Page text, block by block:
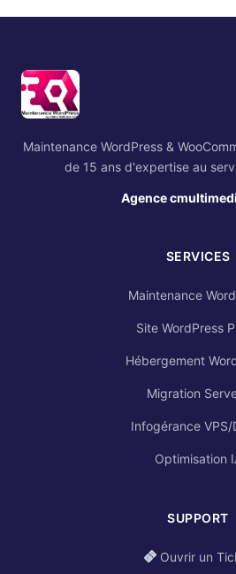
Maintenance WordPress &
de 15 ans d'expertise au
Agence
SERVICES
Maintenance
Site WordPress
Hébergement
Migration
Infogérance VPS/
Optimisation
SUPPORT
Ouvrir un